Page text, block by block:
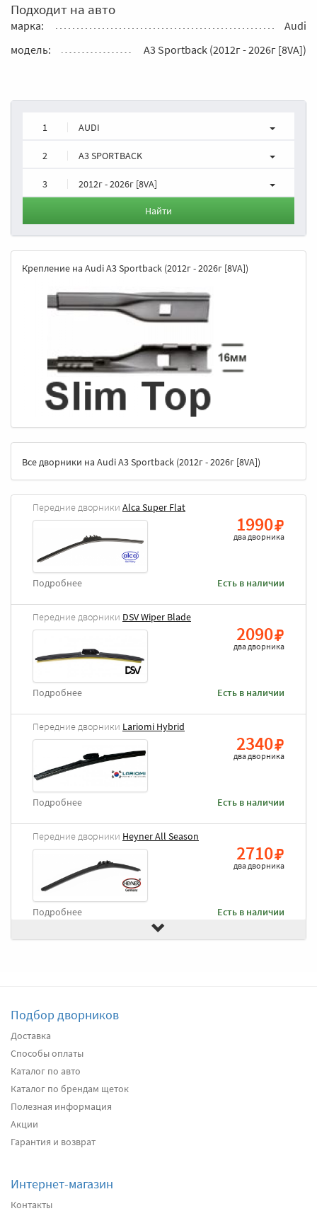
Подходит на авто
марка:
Audi
модель:
A3 Sportback (2012г - 2026г [8VA])
1 AUDI
2 A3 SPORTBACK
3 2012г - 2026г [8VA]
Найти
Крепление на Audi A3 Sportback (2012г - 2026г [8VA])
Все дворники на Audi A3 Sportback (2012г - 2026г [8VA])
Передние дворники Alca Super Flat
1990
два дворника
Есть в наличии
Подробнее
Передние дворники DSV Wiper Blade
2090
два дворника
Есть в наличии
Подробнее
Передние дворники Lariomi Hybrid
2340
два дворника
Есть в наличии
Подробнее
Передние дворники Heyner All Season
2710
два дворника
Есть в наличии
Подробнее
Подробнее
Передние дворники
Подробнее
Подбор дворников
Доставка
Способы оплаты
Каталог по авто
Каталог по брендам щеток
Полезная информация
Акции
Гарантия и возврат
Интернет-магазин
Контакты